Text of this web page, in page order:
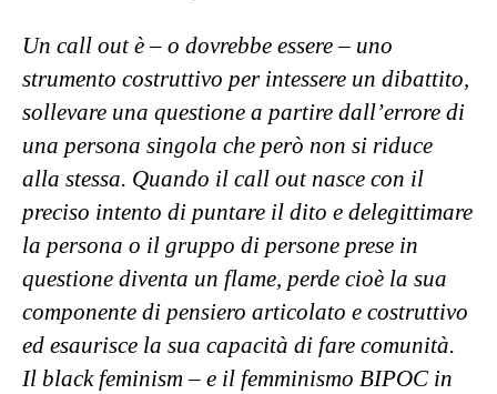
Un call out è – o dovrebbe essere – uno
strumento costruttivo per intessere un dibattito,
sollevare una questione a partire dall’errore di
una persona singola che però non si riduce
alla stessa. Quando il call out nasce con il
preciso intento di puntare il dito e delegittimare
la persona o il gruppo di persone prese in
questione diventa un flame, perde cioè la sua
componente di pensiero articolato e costruttivo
ed esaurisce la sua capacità di fare comunità.
Il black feminism – e il femminismo BIPOC in